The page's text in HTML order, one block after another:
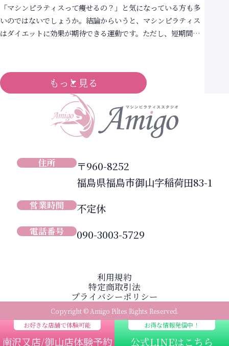
「マシンピラティスって痩せるの？」と気になっている方も多
いのではないでしょうか。結論からいうと、マシンピラティス
はダイエットに効果が期待できる運動です。ただし、短期間で
もっと見る
住所
〒960-8252
福島県福島市御山字稲荷田83-1
営業時間 不定休
電話番号 090-3003-5729
利用規約
特定商取引法
プライバシーポリシー
Copyright © Amigo Piltes Rights Reserved.
お好きな店舗で体験可能
南沢又店/御山店体験予約
お得な情報発信中！
公式LINEはこちら